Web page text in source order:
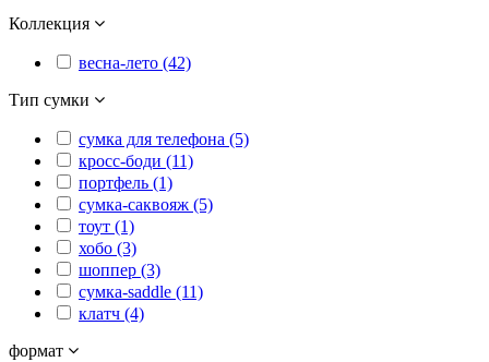
Коллекция
весна-лето (42)
Тип сумки
сумка для телефона (5)
кросс-боди (11)
портфель (1)
сумка-саквояж (5)
тоут (1)
хобо (3)
шоппер (3)
сумка-saddle (11)
клатч (4)
формат